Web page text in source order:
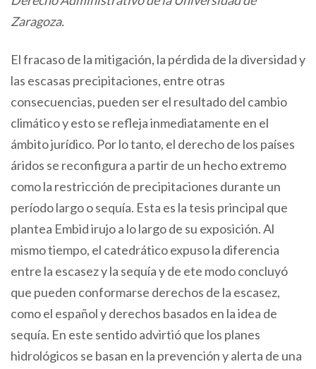
Zaragoza.
El fracaso de la mitigación, la pérdida de la diversidad y
las escasas precipitaciones, entre otras
consecuencias, pueden ser el resultado del cambio
climático y esto se refleja inmediatamente en el
ámbito jurídico. Por lo tanto, el derecho de los países
áridos se reconfigura a partir de un hecho extremo
como la restricción de precipitaciones durante un
período largo o sequía. Esta es la tesis principal que
plantea Embid irujo a lo largo de su exposición. Al
mismo tiempo, el catedrático expuso la diferencia
entre la escasez y la sequía y de ete modo concluyó
que pueden conformarse derechos de la escasez,
como el español y derechos basados en la idea de
sequía. En este sentido advirtió que los planes
hidrológicos se basan en la prevención y alerta de una